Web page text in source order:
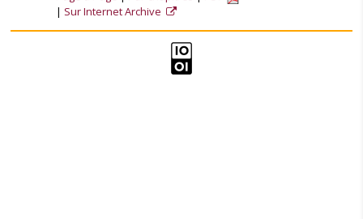
Sur Internet Archive